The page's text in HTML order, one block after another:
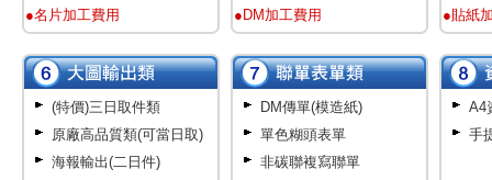
●名片加工費用 ●DM加工費用 ●貼紙
(特價)三日取件類
原廠高品質類(可當日取)
海報輸出(二日件)
DM傳單(模造紙)
單色糊頭表單
非碳聯複寫聯單
A4
手